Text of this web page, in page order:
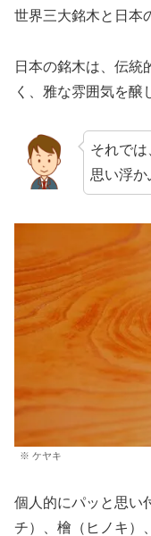
世界三大銘木と日本
日本の銘木は、伝統
く、雅な雰囲気を醸
それで
思い浮か
※ ケヤキ
個人的にパッと思い
チ）、檜（ヒノキ）